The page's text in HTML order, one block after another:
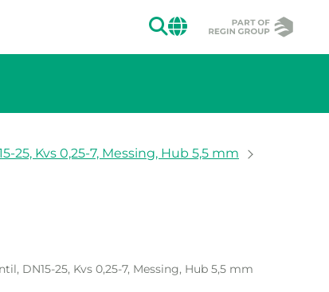
SUCHEN
CHANGE
25, Kvs 0,25-7, Messing, Hub 5,5 mm
des Bildes.
DN15-25, Kvs 0,25-7, Messing, Hub 5,5 mm